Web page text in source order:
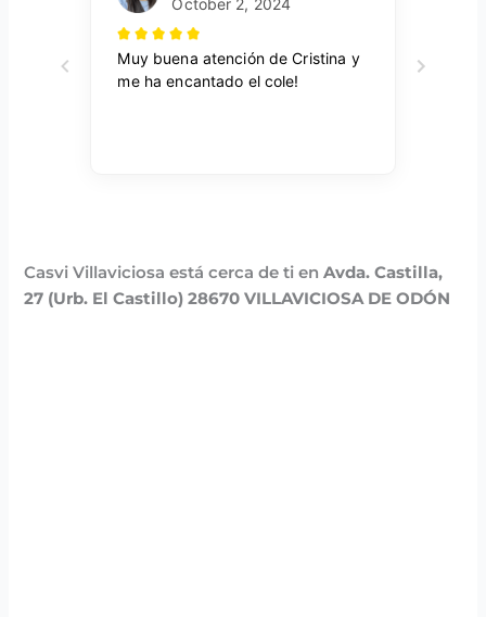
Casvi Villaviciosa está cerca de ti enAvda. Castilla,
27 (Urb. El Castillo) 28670 VILLAVICIOSA DE ODÓN